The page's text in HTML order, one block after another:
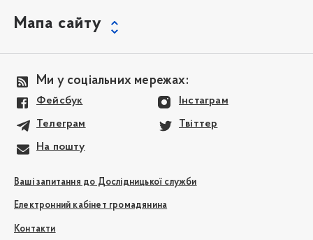
Мапа сайту
Ми у соціальних мережах:
Фейсбук Інстаграм
Телеграм Твіттер
На пошту
Ваші запитання до Дослідницької служби
Електронний кабінет громадянина
Контакти